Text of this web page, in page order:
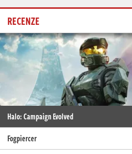
RECENZE
Halo: Campaign Evolved
Fogpiercer